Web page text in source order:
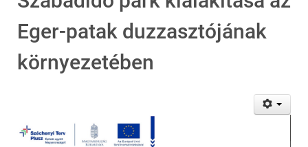
Eger-patak duzzasztójának
környezetében